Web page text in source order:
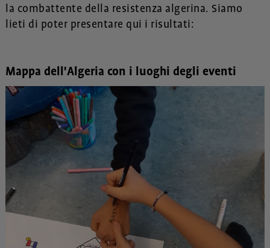
la combattente della resistenza algerina. Siamo
lieti di poter presentare qui i risultati:
Mappa dell'Algeria con i luoghi degli eventi